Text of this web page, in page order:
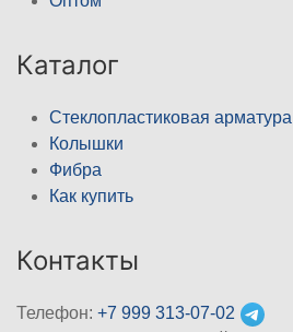
Каталог
Стеклопластиковая арматура
Колышки
Фибра
Как купить
Контакты
Телефон: +7 999 313-07-02